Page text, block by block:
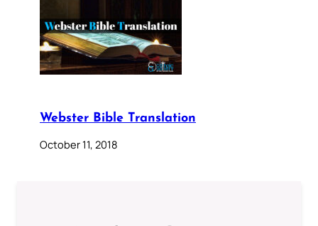
Webster Bible Translation
October 11, 2018